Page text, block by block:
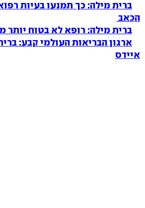
ברית מילה: כך תמנעו בעיות
הכאב
ברית מילה: רופא לא בטוח יותר
ארגון הבריאות העולמי קבע:
איידס